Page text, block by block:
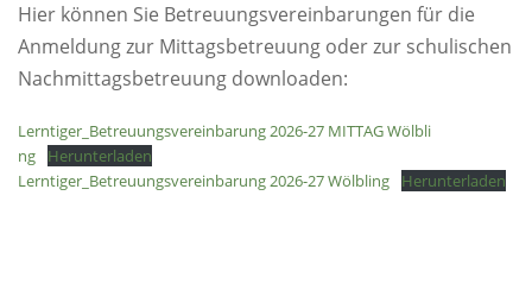
Hier können Sie Betreuungsvereinbarungen für die
Anmeldung zur Mittagsbetreuung oder zur schulischen
Nachmittagsbetreuung downloaden:
Lerntiger_Betreuungsvereinbarung 2026-27 MITTAG Wölbli
ng
Herunterladen
Lerntiger_Betreuungsvereinbarung 2026-27 Wölbling
Herunterladen